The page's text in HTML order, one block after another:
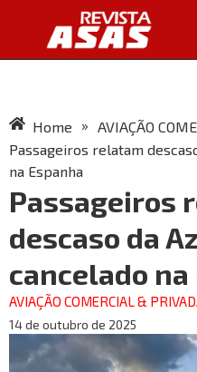
Home » AVIAÇÃO
Passageiros relatam
na Espanha
Passageiros
descaso da
cancelado na
AVIAÇÃO COMERCIAL &
14 de outubro de 2025